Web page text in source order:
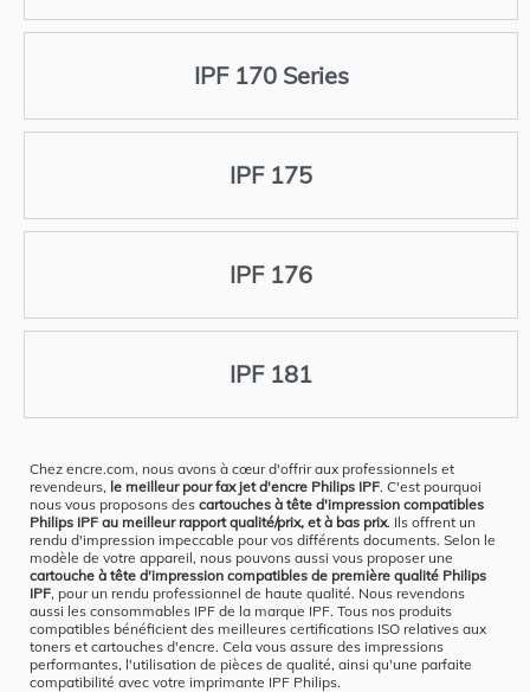
IPF 170 Series
IPF 175
IPF 176
IPF 181
Chez encre.com, nous avons à cœur d'offrir aux professionnels et
revendeurs, le meilleur pour fax jet d'encre Philips IPF. C'est pourquoi
nous vous proposons des cartouches à tête d'impression compatibles
Philips IPF au meilleur rapport qualité/prix, et à bas prix. Ils offrent un
rendu d'impression impeccable pour vos différents documents. Selon le
modèle de votre appareil, nous pouvons aussi vous proposer une
cartouche à tête d'impression compatibles de première qualité Philips
IPF, pour un rendu professionnel de haute qualité. Nous revendons
aussi les consommables IPF de la marque IPF. Tous nos produits
compatibles bénéficient des meilleures certifications ISO relatives aux
toners et cartouches d'encre. Cela vous assure des impressions
performantes, l'utilisation de pièces de qualité, ainsi qu'une parfaite
compatibilité avec votre imprimante IPF Philips.